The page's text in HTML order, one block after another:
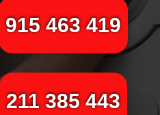
915 463 419
211 385 443